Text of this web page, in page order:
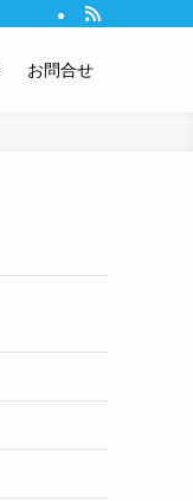
お問合せ